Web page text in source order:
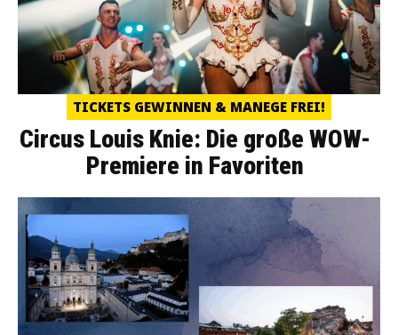
TICKETS GEWINNEN & MANEGE FREI!
Circus Louis Knie: Die große WOW-
Premiere in Favoriten